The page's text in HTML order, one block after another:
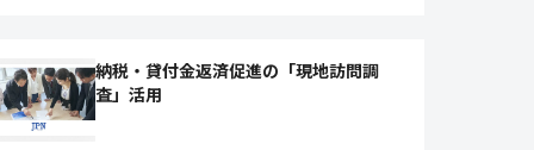
納税・貸付金返済促進の「現地訪問調
査」活用